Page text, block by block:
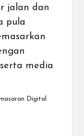
jalan dan
pula
serta media
Digital